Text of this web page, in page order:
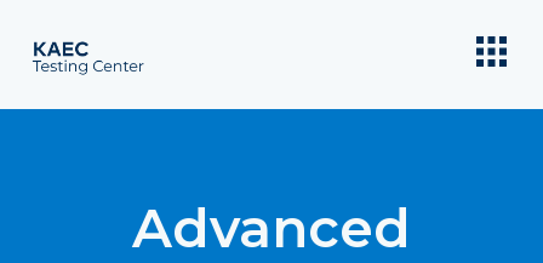
Advanced